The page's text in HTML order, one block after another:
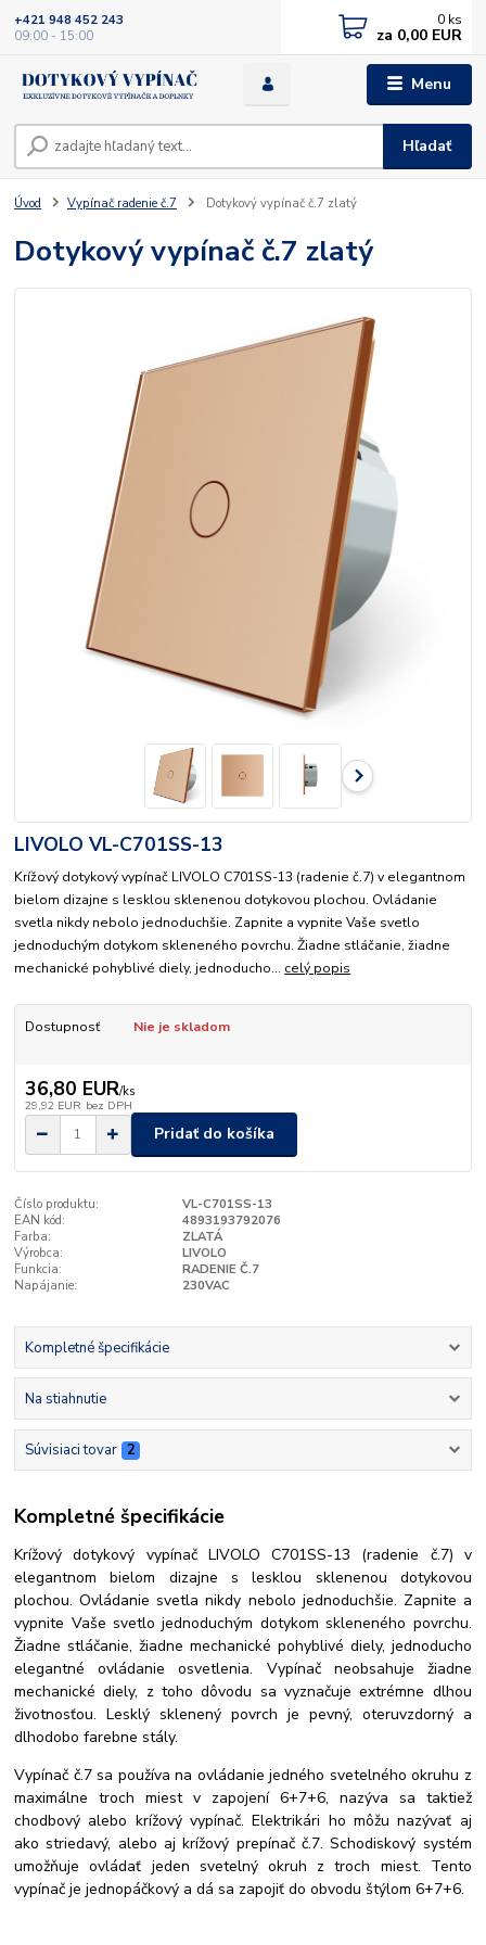
Menu
Hľadať
+421 948 452 243
09:00 - 15:00
0 ks
za 0,00 EUR
Úvod Vypínač radenie č.7 Dotykový vypínač č.7 zlatý
Dotykový vypínač č.7 zlatý
LIVOLO VL-C701SS-13
Krížový dotykový vypínač LIVOLO C701SS-13 (radenie č.7) v elegantnom
bielom dizajne s lesklou sklenenou dotykovou plochou. Ovládanie
svetla nikdy nebolo jednoduchšie. Zapnite a vypnite Vaše svetlo
jednoduchým dotykom skleneného povrchu. Žiadne stláčanie, žiadne
mechanické pohyblivé diely, jednoducho... celý popis
Dostupnosť Nie je skladom
36,80 EUR/ks
29,92 EUR bez DPH
Pridať do košíka
Číslo produktu:
VL-C701SS-13
EAN kód:
4893193792076
Farba:
ZLATÁ
Výrobca:
LIVOLO
Funkcia:
RADENIE Č.7
Napájanie:
230VAC
Kompletné špecifikácie
Na stiahnutie
Súvisiaci tovar 2
Kompletné špecifikácie
Krížový dotykový vypínač LIVOLO C701SS-13 (radenie č.7) v
elegantnom bielom dizajne s lesklou sklenenou dotykovou
plochou. Ovládanie svetla nikdy nebolo jednoduchšie. Zapnite a
vypnite Vaše svetlo jednoduchým dotykom skleneného povrchu.
Žiadne stláčanie, žiadne mechanické pohyblivé diely, jednoducho
elegantné ovládanie osvetlenia. Vypínač neobsahuje žiadne
mechanické diely, z toho dôvodu sa vyznačuje extrémne dlhou
životnosťou. Lesklý sklenený povrch je pevný, oteruvzdorný a
dlhodobo farebne stály.
Vypínač č.7 sa používa na ovládanie jedného svetelného okruhu z
maximálne troch miest v zapojení 6+7+6, nazýva sa taktiež
chodbový alebo krížový vypínač. Elektrikári ho môžu nazývať aj
ako striedavý, alebo aj krížový prepínač č.7. Schodiskový systém
umožňuje ovládať jeden svetelný okruh z troch miest. Tento
vypínač je jednopáčkový a dá sa zapojiť do obvodu štýlom 6+7+6.